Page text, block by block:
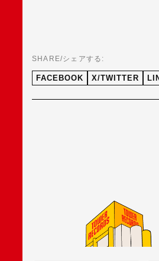
SHARE/シェアする:
FACEBOOK X/TWITTER